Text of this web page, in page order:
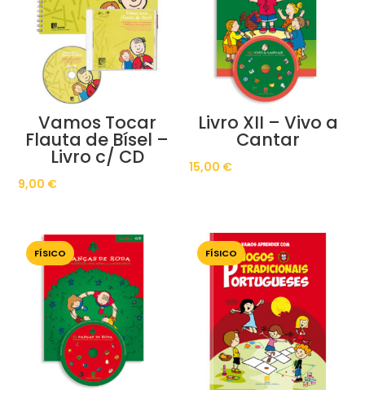
Vamos Tocar
Flauta de Bísel –
Livro c/ CD
9,00 €
Livro XII – Vivo a
Cantar
15,00 €
FÍSICO FÍSICO